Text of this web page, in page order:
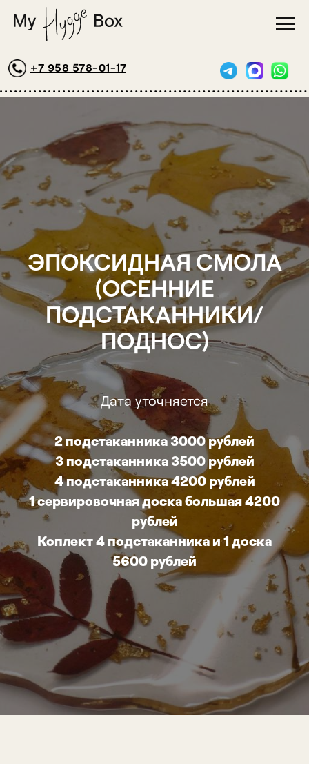
+7 958 578-01-17
ЭПОКСИДНАЯ СМОЛА
(ОСЕННИЕ
ПОДСТАКАННИКИ/
ПОДНОС)
Дата уточняется
2 подстаканника 3000 рублей
3 подстаканника 3500 рублей
4 подстаканника 4200 рублей
1 сервировочная доска большая 4200
рублей
Коплект 4 подстаканника и 1 доска
5600 рублей